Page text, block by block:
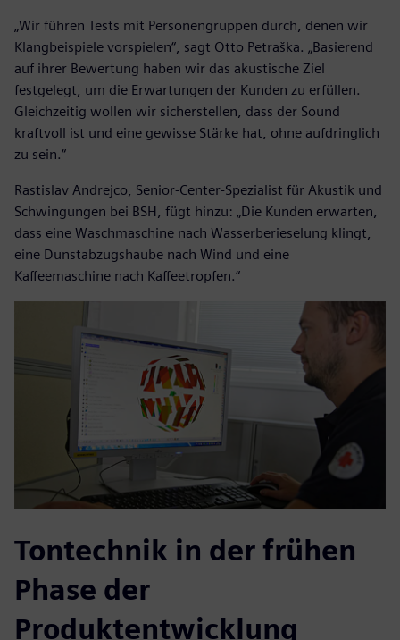
„Wir führen Tests mit Personengruppen durch, denen wir
Klangbeispiele vorspielen“, sagt Otto Petraška. „Basierend
auf ihrer Bewertung haben wir das akustische Ziel
festgelegt, um die Erwartungen der Kunden zu erfüllen.
Gleichzeitig wollen wir sicherstellen, dass der Sound
kraftvoll ist und eine gewisse Stärke hat, ohne aufdringlich
zu sein.“
Rastislav Andrejco, Senior-Center-Spezialist für Akustik und
Schwingungen bei BSH, fügt hinzu: „Die Kunden erwarten,
dass eine Waschmaschine nach Wasserberieselung klingt,
eine Dunstabzugshaube nach Wind und eine
Kaffeemaschine nach Kaffeetropfen.“
Tontechnik in der frühen
Phase der
Produktentwicklung